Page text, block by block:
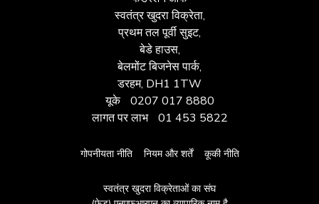
स्वतंत्र खुदरा विक्रेता,
प्रथम तल पूर्वी सुइट,
बेडे हाउस,
बेलमोंट बिजनेस पार्क,
डरहम, DH1 1TW
यूके 0207 017 8880
लागत पर लाभ 01 453 5822
गोपनीयता नीति नियम और शर्तें कूकी नीति
स्वतंत्र खुदरा विक्रेताओं का संघ